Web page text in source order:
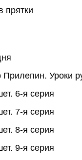
прятки
Прилепин. Уроки
6-я серия
7-я серия
8-я серия
9-я серия